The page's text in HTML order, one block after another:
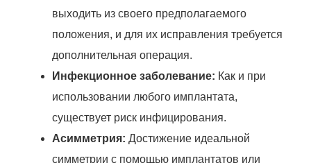
выходить из своего предполагаемого
положения, и для их исправления требуется
дополнительная операция.
Инфекционное заболевание: Как и при
использовании любого имплантата,
существует риск инфицирования.
Асимметрия: Достижение идеальной
симметрии с помощью имплантатов или